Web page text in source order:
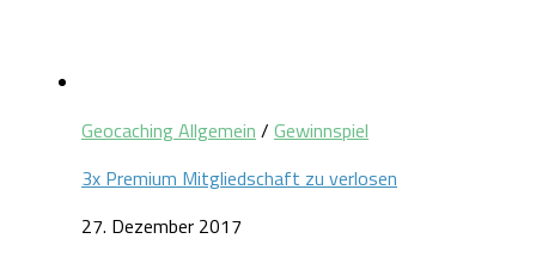
Geocaching Allgemein / Gewinnspiel
3x Premium Mitgliedschaft zu verlosen
27. Dezember 2017